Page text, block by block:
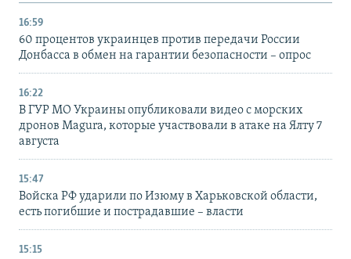
16:59
60 процентов украинцев против передачи России
Донбасса в обмен на гарантии безопасности – опрос
16:22
В ГУР МО Украины опубликовали видео с морских
дронов Magura, которые участвовали в атаке на Ялту 7
августа
15:47
Войска РФ ударили по Изюму в Харьковской области,
есть погибшие и пострадавшие – власти
15:15